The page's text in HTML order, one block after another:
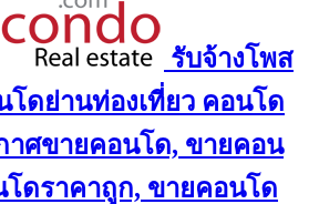
รับจ้างโพส
โดย่านท่องเที่ยว คอนโด
าศขายคอนโด, ขายคอน
ดราคาถูก, ขายคอนโด